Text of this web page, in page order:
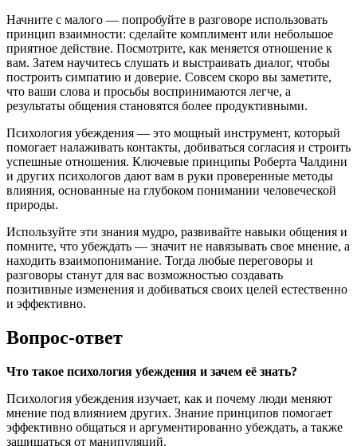
Начните с малого — попробуйте в разговоре использовать
принцип взаимности: сделайте комплимент или небольшое
приятное действие. Посмотрите, как меняется отношение к
вам. Затем научитесь слушать и выстраивать диалог, чтобы
построить симпатию и доверие. Совсем скоро вы заметите,
что ваши слова и просьбы воспринимаются легче, а
результаты общения становятся более продуктивными.
Психология убеждения — это мощный инструмент, который
помогает налаживать контакты, добиваться согласия и строить
успешные отношения. Ключевые принципы Роберта Чалдини
и других психологов дают вам в руки проверенные методы
влияния, основанные на глубоком понимании человеческой
природы.
Используйте эти знания мудро, развивайте навыки общения и
помните, что убеждать — значит не навязывать свое мнение, а
находить взаимопонимание. Тогда любые переговоры и
разговоры станут для вас возможностью создавать
позитивные изменения и добиваться своих целей естественно
и эффективно.
Вопрос-ответ
Что такое психология убеждения и зачем её знать?
Психология убеждения изучает, как и почему люди меняют
мнение под влиянием других. Знание принципов помогает
эффективно общаться и аргументированно убеждать, а также
защищаться от манипуляций.